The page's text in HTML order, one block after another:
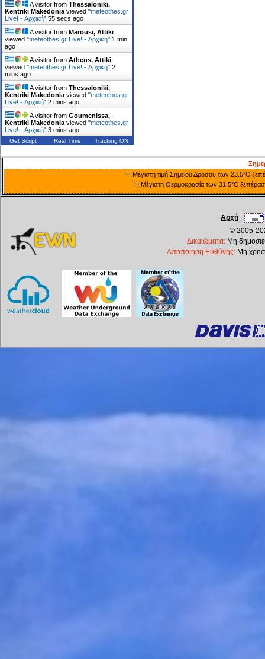
A visitor fromThessaloniki,
Kentriki Makedonia viewed "meteothes.gr
Live! - Αρχική"56 secs ago
A visitor fromMarousi, Attiki
viewed "meteothes.gr Live! - Αρχική" 1 min
ago
A visitor fromAthens, Attiki
viewed "meteothes.gr Live! - Αρχική"2
mins ago
A visitor fromThessaloniki,
Kentriki Makedonia viewed "meteothes.gr
Live! - Αρχική"2 mins ago
A visitor fromGoumenissa,
Kentriki Makedonia viewed "meteothes.gr
Live! - Αρχική"3 mins ago
Get Script Real Time Tracking ON
Η Μέγιστη τιμή Σημείου Δρόσου των 23.5°C
Η Μέγιστη Θερμοκρασία των 31.5°C
Αρχή
© 2005-
Δικαιώματα: Μη
Αποποίηση Ευθύνης: Μη